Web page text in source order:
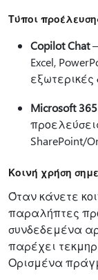
Τύποι
Copilot Chat
Excel,
εξωτερικές
Microsoft
SharePoint/
Κοινή χρήση
Όταν κάνετε
παραλήπτες
συνδεδεμένα
παρέχει
Ορισμένα